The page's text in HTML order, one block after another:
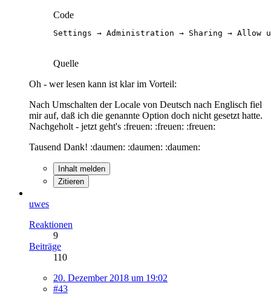
Code
Settings → Administration → Sharing → Allow
Quelle
Oh - wer lesen kann ist klar im Vorteil:
Nach Umschalten der Locale von Deutsch nach Englisch fiel
mir auf, daß ich die genannte Option doch nicht gesetzt hatte.
Nachgeholt - jetzt geht's :freuen: :freuen: :freuen:
Tausend Dank! :daumen: :daumen: :daumen:
Inhalt melden
Zitieren
uwes
Reaktionen
9
Beiträge
110
20. Dezember 2018 um 19:02
#43